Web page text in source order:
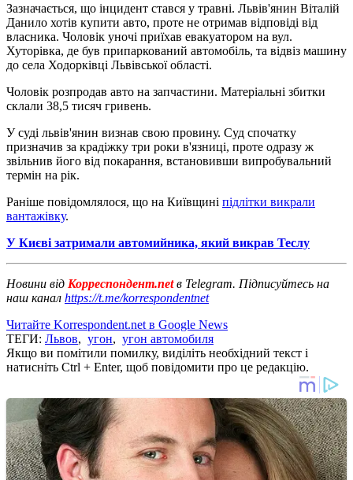
Зазначається, що інцидент стався у травні. Львів'янин Віталій
Данило хотів купити авто, проте не отримав відповіді від
власника. Чоловік уночі приїхав евакуатором на вул.
Хуторівка, де був припаркований автомобіль, та відвіз машину
до села Ходорківці Львівської області.
Чоловік розпродав авто на запчастини. Матеріальні збитки
склали 38,5 тисяч гривень.
У суді львів'янин визнав свою провину. Суд спочатку
призначив за крадіжку три роки в'язниці, проте одразу ж
звільнив його від покарання, встановивши випробувальний
термін на рік.
Раніше повідомлялося, що на Київщині підлітки викрали
вантажівку.
У Києві затримали автомийника, який викрав Теслу
Новини від Корреспондент.netв Telegram. Підписуйтесь на
наш канал https://t.me/korrespondentnet
Читайте Korrespondent.net в Google News
ТЕГИ: Львов, угон, угон автомобиля
Якщо ви помітили помилку, виділіть необхідний текст і
натисніть Ctrl + Enter, щоб повідомити про це редакцію.